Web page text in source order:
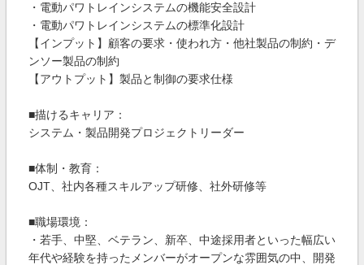
・電動パワトレインシステムの機能安全設計
・電動パワトレインシステムの標準化設計
【インプット】顧客の要求・使われ方・他社製品の制約・デ
ンソー製品の制約
【アウトプット】製品と制御の要求仕様
■描けるキャリア：
システム・製品開発プロジェクトリーダー
■体制・教育：
OJT、社内各種スキルアップ研修、社外研修等
■職場環境：
・若手、中堅、ベテラン、新卒、中途採用者といった幅広い
年代や経験を持ったメンバーがオープンな雰囲気の中、開発